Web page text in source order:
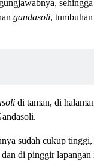
gandasoli,
di taman, di
sudah cukup
di pinggir